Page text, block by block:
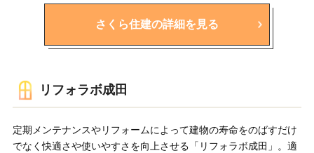
さくら住建の詳細を見る
リフォラボ成田
定期メンテナンスやリフォームによって建物の寿命をのばすだけ
でなく快適さや使いやすさを向上させる「リフォラボ成田」。適